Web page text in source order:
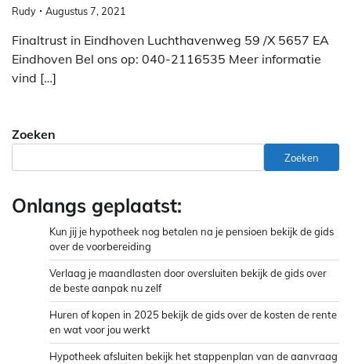
Rudy Augustus 7, 2021
Finaltrust in Eindhoven Luchthavenweg 59 /X 5657 EA
Eindhoven Bel ons op: 040-2116535 Meer informatie
vind […]
Zoeken
Zoeken
Onlangs geplaatst:
Kun jij je hypotheek nog betalen na je pensioen bekijk de gids
over de voorbereiding
Verlaag je maandlasten door oversluiten bekijk de gids over
de beste aanpak nu zelf
Huren of kopen in 2025 bekijk de gids over de kosten de rente
en wat voor jou werkt
Hypotheek afsluiten bekijk het stappenplan van de aanvraag